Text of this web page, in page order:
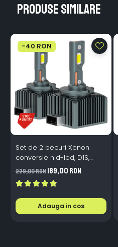
Produse similare
-40 RON
Set de 2 becuri Xenon
conversie hid-led, D1S,
120W, 12.000lm, Canbus,
Miez Cupru, Radiator
Aluminiu, Premium, Alb
Rece
229,00 RON189,00 RON
Adauga in cos